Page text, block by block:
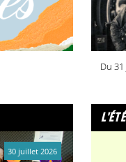
Du
30 juillet 2026